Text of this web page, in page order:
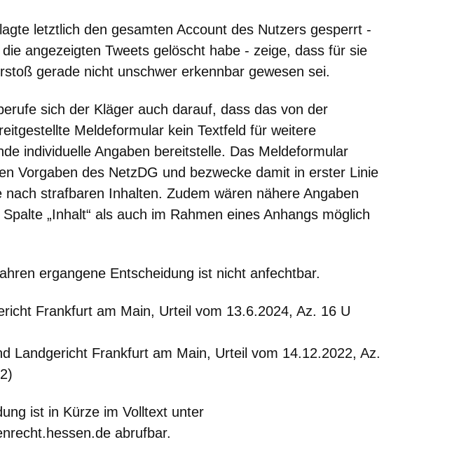
letztlich den gesamten Account des Nutzers gesperrt -
angezeigten Tweets gelöscht habe - zeige, dass für sie
gerade nicht unschwer erkennbar gewesen sei.
sich der Kläger auch darauf, dass das von der
Meldeformular kein Textfeld für weitere
individuelle Angaben bereitstelle. Das Meldeformular
Vorgaben des NetzDG und bezwecke damit in erster Linie
nach strafbaren Inhalten. Zudem wären nähere Angaben
„Inhalt“ als auch im Rahmen eines Anhangs möglich
ergangene Entscheidung ist nicht anfechtbar.
Frankfurt am Main, Urteil vom 13.6.2024, Az. 16 U
Landgericht Frankfurt am Main, Urteil vom 14.12.2022, Az.
ist in Kürze im Volltext unter
abrufbar.